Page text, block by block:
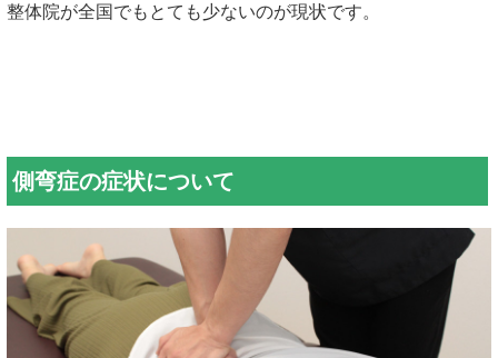
整体院が全国でもとても少ないのが現状です。
側弯症の症状について